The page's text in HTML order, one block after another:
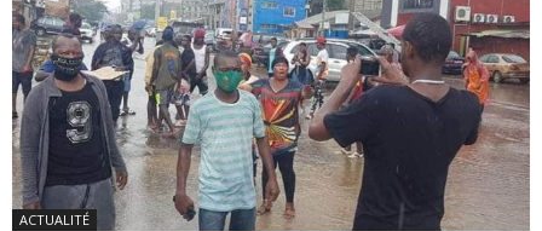
ACTUALITÉ